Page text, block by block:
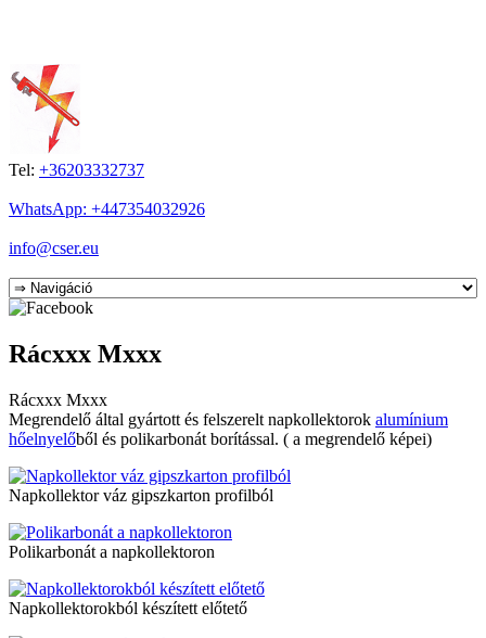
Tel: +36203332737
WhatsApp: +447354032926
info@cser.eu
Rácxxx Mxxx
Rácxxx Mxxx
Megrendelő által gyártott és felszerelt napkollektorok alumínium
hőelnyelőből és polikarbonát borítással. ( a megrendelő képei)
Napkollektor váz gipszkarton profilból
Polikarbonát a napkollektoron
Napkollektorokból készített előtető